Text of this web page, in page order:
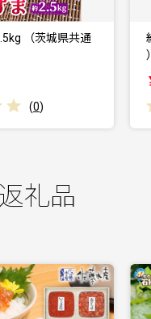
2.5kg （3回 定期便
(
礼品